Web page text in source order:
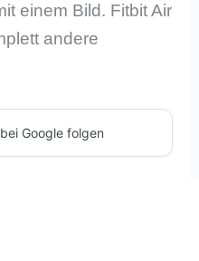
einem Bild. Fitbit Air
andere
Google folgen